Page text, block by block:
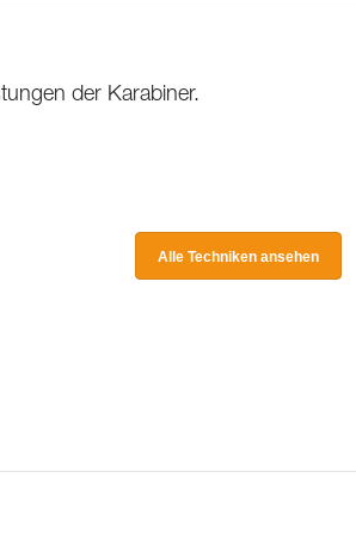
der Karabiner.
Alle Techniken ansehen